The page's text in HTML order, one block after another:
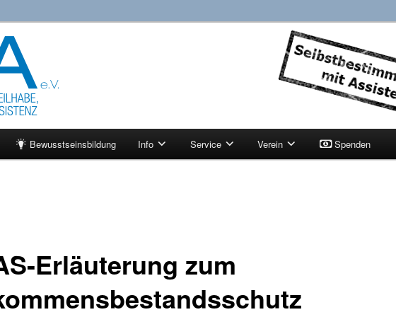
Bewusstseinsbildung Info Service Verein Spenden
Erläuterung zum